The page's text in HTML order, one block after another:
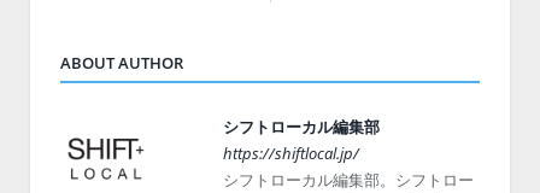
ABOUT AUTHOR
シフトローカル編集部
https://shiftlocal.jp/
シフトローカル編集部。シフトロー